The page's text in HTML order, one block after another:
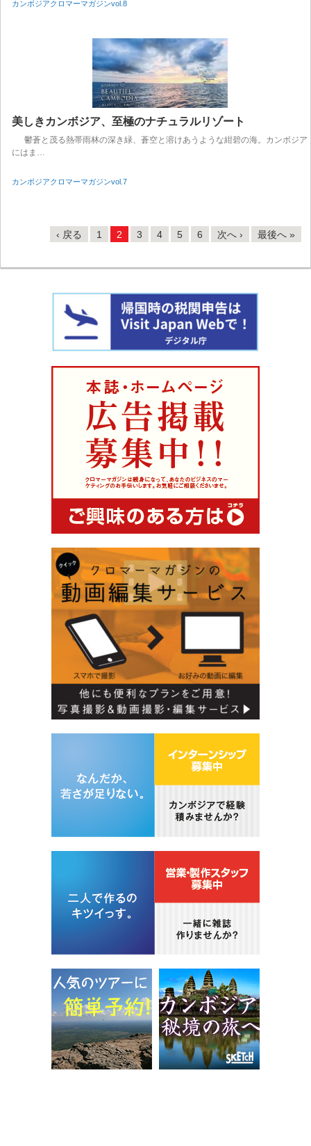
カンボジアクロマーマガジンvol.8
美しきカンボジア、至極のナチュラルリゾート
鬱蒼と茂る熱帯雨林の深き緑、蒼空と溶けあうような紺碧の海。カンボジア
にはま…
カンボジアクロマーマガジンvol.7
‹ 戻る 1 2 3 4 5 6 次へ › 最後へ »